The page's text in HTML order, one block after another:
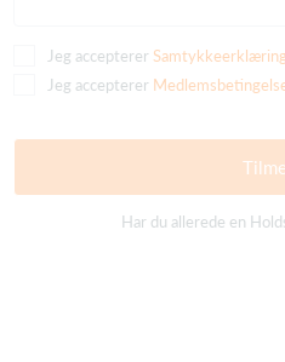
Jeg accepterer
Jeg accepterer
Har du allerede en